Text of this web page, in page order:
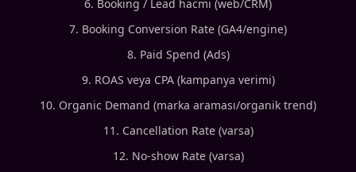
Booking / Lead hacmi (web/CRM)
Booking Conversion Rate (GA4/engine)
Paid Spend (Ads)
ROAS veya CPA (kampanya verimi)
Organic Demand (marka araması/organik trend)
Cancellation Rate (varsa)
No-show Rate (varsa)